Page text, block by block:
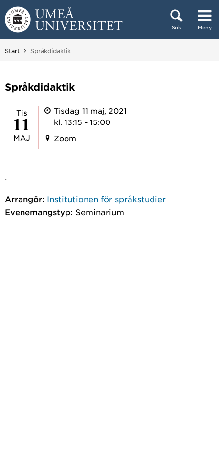
Hoppa direkt till innehållet
Sök Meny
Huvudmenyn dold.
Start Du är här:
Språkdidaktik
Språkdidaktik
tis
11
MAJ
Tisdag 11 maj, 2021
kl. 13:15 - 15:00
Zoom
.
Arrangör: Institutionen för språkstudier
Evenemangstyp: Seminarium